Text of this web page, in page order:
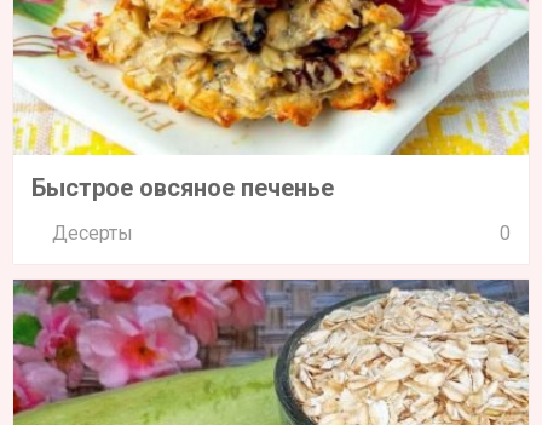
Быстрое овсяное печенье
Десерты 0